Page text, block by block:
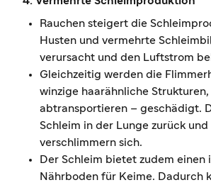
Rauchen steigert die
Husten und vermehrte
verursacht und den Luftstrom
Gleichzeitig werden die
winzige haarähnliche
abtransportieren – geschädigt.
Schleim in der Lunge zurück
verschlimmern sich.
Der Schleim bietet zudem einen
Nährboden für Keime. Dadurch